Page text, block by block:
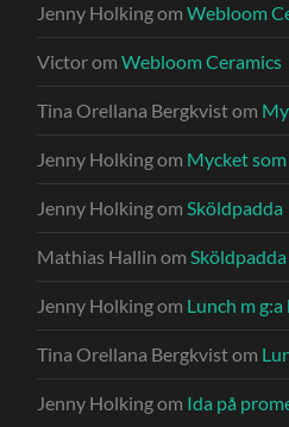
Jenny HolkingomWebloom
VictoromWebloom Ceramics
Tina Orellana Bergkvistom
Jenny Holkingom Mycket
Jenny HolkingomSköldpadda
Mathias Hallin omSköldpadda
Jenny Holkingom Lunch m
Tina Orellana Bergkvistom
Jenny Holkingom Ida på